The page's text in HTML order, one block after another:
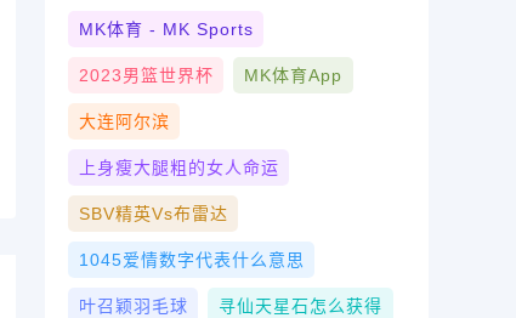
MK体育 - MK Sports
2023男篮世界杯 MK体育App
大连阿尔滨
上身瘦大腿粗的女人命运
SBV精英vs布雷达
1045爱情数字代表什么意思
叶召颖羽毛球 寻仙天星石怎么获得